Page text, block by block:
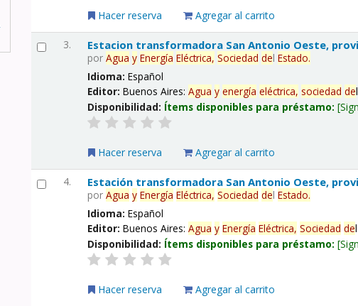
Hacer reserva Agregar al carrito
3. Estacion transformadora San Antonio Oeste,
porAgua y Energía Eléctrica, Sociedad delEstado.
Idioma:Español
Editor:Buenos Aires:Agua y energía eléctrica, sociedad de
Disponibilidad: Ítems disponibles para préstamo:
Hacer reserva Agregar al carrito
4. Estación transformadora San Antonio Oeste,
porAgua y Energía Eléctrica, Sociedad delEstado.
Idioma:Español
Editor:Buenos Aires:Agua y Energía Eléctrica, Sociedad de
Disponibilidad: Ítems disponibles para préstamo:
Hacer reserva Agregar al carrito